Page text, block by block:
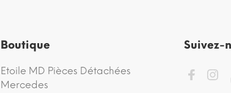
Boutique
Etoile MD Pièces Détachées
Mercedes
Suivez-